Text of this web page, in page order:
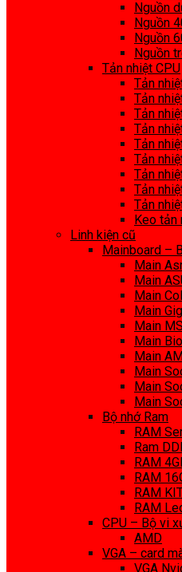
Nguồn
Nguồn
Nguồn
Nguồn
Tản nhiệt CPU
Tản
Tản
Tản
Tản
Tản
Tản
Tản
Tản
Tản
Keo tản
Linh kiện cũ
Mainboard –
Main
Main
Main
Main
Main
Main
Main
Main
Main
Main
Bộ nhớ Ram
RAM
Ram
RAM
RAM
RAM
RAM
CPU – Bộ vi
AMD
VGA – card
VGA